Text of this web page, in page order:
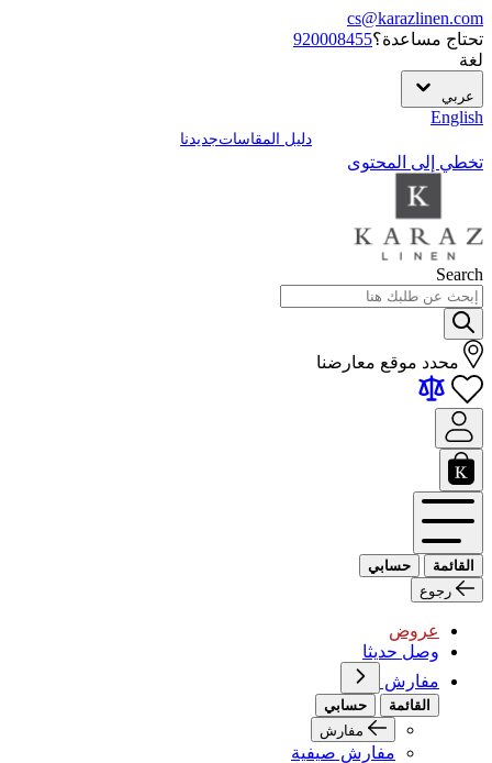
cs@karazlinen.com
تحتاج مساعدة؟920008455
لغة
عربي
English
دليل المقاساتجديدنا
تخطي إلى المحتوى
Search
محدد موقع معارضنا
القائمة
حسابي
رجوع
عروض
وصل حديثا
مفارش
القائمة
حسابي
مفارش
مفارش صيفية